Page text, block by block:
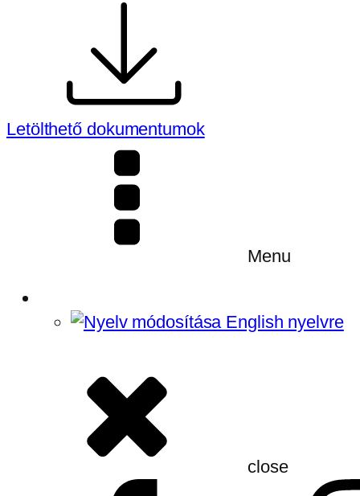
Letölthető dokumentumok
Menu
close